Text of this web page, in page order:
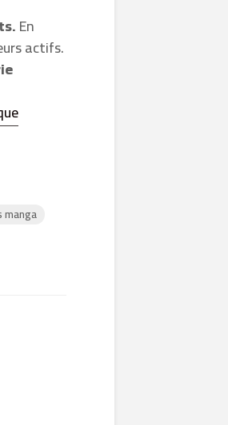
En
actifs.